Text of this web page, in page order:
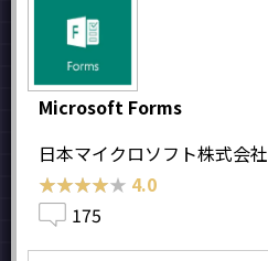
Microsoft Forms
日本マイクロソフト株式会社
★★★★★
★★★★★ 4.0
175